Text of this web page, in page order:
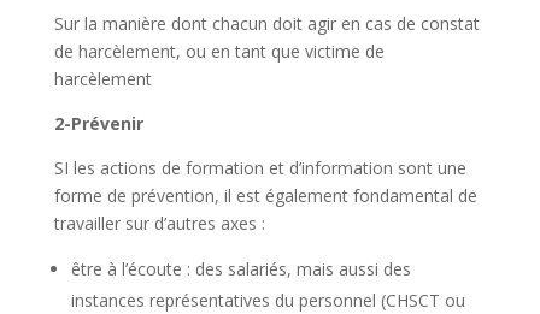
Sur la manière dont chacun doit agir en cas de constat
de harcèlement, ou en tant que victime de
harcèlement
2-Prévenir
SI les actions de formation et d’information sont une
forme de prévention, il est également fondamental de
travailler sur d’autres axes :
être à l’écoute : des salariés, mais aussi des
instances représentatives du personnel (CHSCT ou